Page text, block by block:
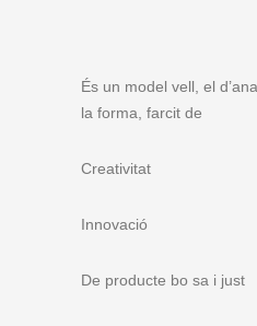
És un model vell, el
la forma, farcit de
Creativitat
Innovació
De producte bo sa i just